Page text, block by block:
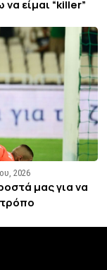
είμαι “killer”
2026
μας για να